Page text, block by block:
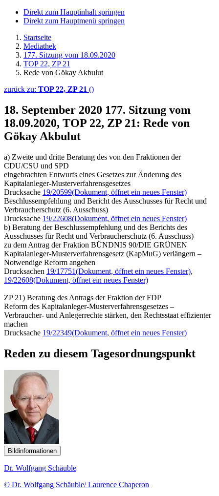
Direkt zum Hauptinhalt springen
Direkt zum Hauptmenü springen
Startseite
Mediathek
177. Sitzung vom 18.09.2020
TOP 22, ZP 21
Rede von Gökay Akbulut
zurück zu: TOP 22, ZP 21 ()
18. September 2020 177. Sitzung vom
18.09.2020, TOP 22, ZP 21: Rede von
Gökay Akbulut
a) Zweite und dritte Beratung des von den Fraktionen der
CDU/CSU und SPD
eingebrachten Entwurfs eines Gesetzes zur Änderung des
Kapitalanleger-Musterverfahrensgesetzes
Drucksache 19/20599(Dokument, öffnet ein neues Fenster)
Beschlussempfehlung und Bericht des Ausschusses für Recht und
Verbraucherschutz (6. Ausschuss)
Drucksache 19/22608(Dokument, öffnet ein neues Fenster)
b) Beratung der Beschlussempfehlung und des Berichts des
Ausschusses für Recht und Verbraucherschutz (6. Ausschuss)
zu dem Antrag der Fraktion BÜNDNIS 90/DIE GRÜNEN
Kapitalanleger-Musterverfahrensgesetz (KapMuG) verlängern –
Notwendige Reform angehen
Drucksachen 19/17751(Dokument, öffnet ein neues Fenster),
19/22608(Dokument, öffnet ein neues Fenster)
ZP 21) Beratung des Antrags der Fraktion der FDP
Reform des Kapitalanleger-Musterverfahrensgesetzes –
Verbraucher- und Anlegerrechte stärken, den Rechtsstaat effizienter
machen
Drucksache 19/22349(Dokument, öffnet ein neues Fenster)
Reden zu diesem Tagesordnungspunkt
Bildinformationen
Dr. Wolfgang Schäuble
© Dr. Wolfgang Schäuble/ Laurence Chaperon